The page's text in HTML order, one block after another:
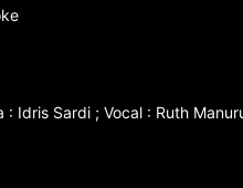
Idris Sardi ; Vocal : Ruth